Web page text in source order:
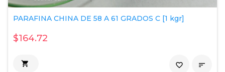
PARAFINA CHINA DE 58 A 61 GRADOS C [1 kgr]
$164.72
 
favorite_border